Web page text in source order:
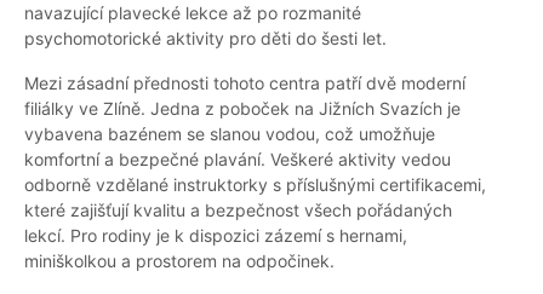
navazující plavecké lekce až po rozmanité
psychomotorické aktivity pro děti do šesti let.
Mezi zásadní přednosti tohoto centra patří dvě moderní
filiálky ve Zlíně. Jedna z poboček na Jižních Svazích je
vybavena bazénem se slanou vodou, což umožňuje
komfortní a bezpečné plavání. Veškeré aktivity vedou
odborně vzdělané instruktorky s příslušnými certifikacemi,
které zajišťují kvalitu a bezpečnost všech pořádaných
lekcí. Pro rodiny je k dispozici zázemí s hernami,
miniškolkou a prostorem na odpočinek.